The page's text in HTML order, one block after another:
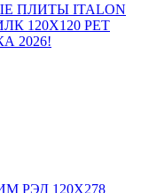
ПЛИТЫ ITALON
120Х120 РЕТ
2026!